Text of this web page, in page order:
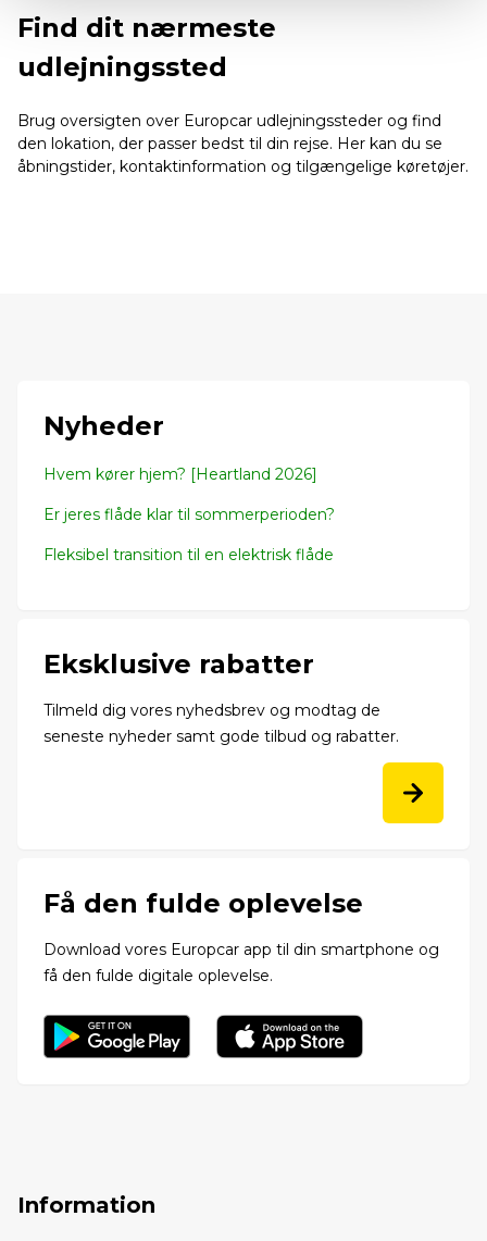
Find dit nærmeste
udlejningssted
Brug oversigten over Europcar udlejningssteder og find
den lokation, der passer bedst til din rejse. Her kan du se
åbningstider, kontaktinformation og tilgængelige køretøjer.
Nyheder
Hvem kører hjem? [Heartland 2026]
Er jeres flåde klar til sommerperioden?
Fleksibel transition til en elektrisk flåde
Eksklusive rabatter
Tilmeld dig vores nyhedsbrev og modtag de
seneste nyheder samt gode tilbud og rabatter.
Få den fulde oplevelse
Download vores Europcar app til din smartphone og
få den fulde digitale oplevelse.
Information